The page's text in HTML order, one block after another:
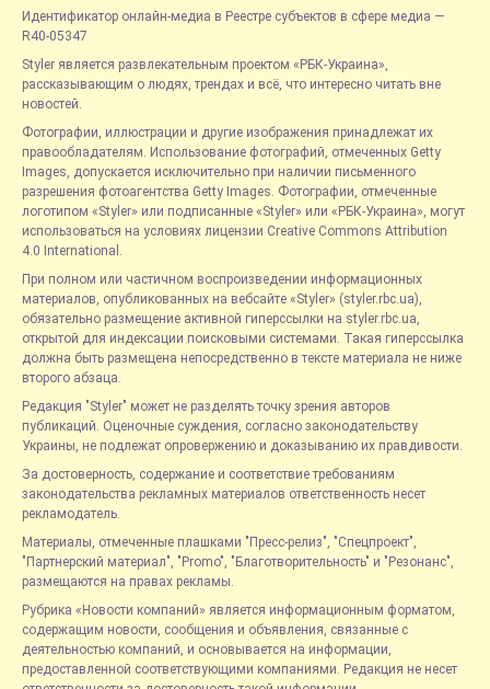
Идентификатор онлайн-медиа в Реестре субъектов в сфере медиа —
R40-05347
Styler является развлекательным проектом «РБК-Украина»,
рассказывающим о людях, трендах и всё, что интересно читать вне
новостей.
Фотографии, иллюстрации и другие изображения принадлежат их
правообладателям. Использование фотографий, отмеченных Getty
Images, допускается исключительно при наличии письменного
разрешения фотоагентства Getty Images. Фотографии, отмеченные
логотипом «Styler» или подписанные «Styler» или «РБК-Украина», могут
использоваться на условиях лицензии Creative Commons Attribution
4.0 International.
При полном или частичном воспроизведении информационных
материалов, опубликованных на вебсайте «Styler» (styler.rbc.ua),
обязательно размещение активной гиперссылки на styler.rbc.ua,
открытой для индексации поисковыми системами. Такая гиперссылка
должна быть размещена непосредственно в тексте материала не ниже
второго абзаца.
Редакция "Styler" может не разделять точку зрения авторов
публикаций. Оценочные суждения, согласно законодательству
Украины, не подлежат опровержению и доказыванию их правдивости.
За достоверность, содержание и соответствие требованиям
законодательства рекламных материалов ответственность несет
рекламодатель.
Материалы, отмеченные плашками "Пресс-релиз", "Спецпроект",
"Партнерский материал", "Promo", "Благотворительность" и "Резонанс",
размещаются на правах рекламы.
Рубрика «Новости компаний» является информационным форматом,
содержащим новости, сообщения и объявления, связанные с
деятельностью компаний, и основывается на информации,
предоставленной соответствующими компаниями. Редакция не несет